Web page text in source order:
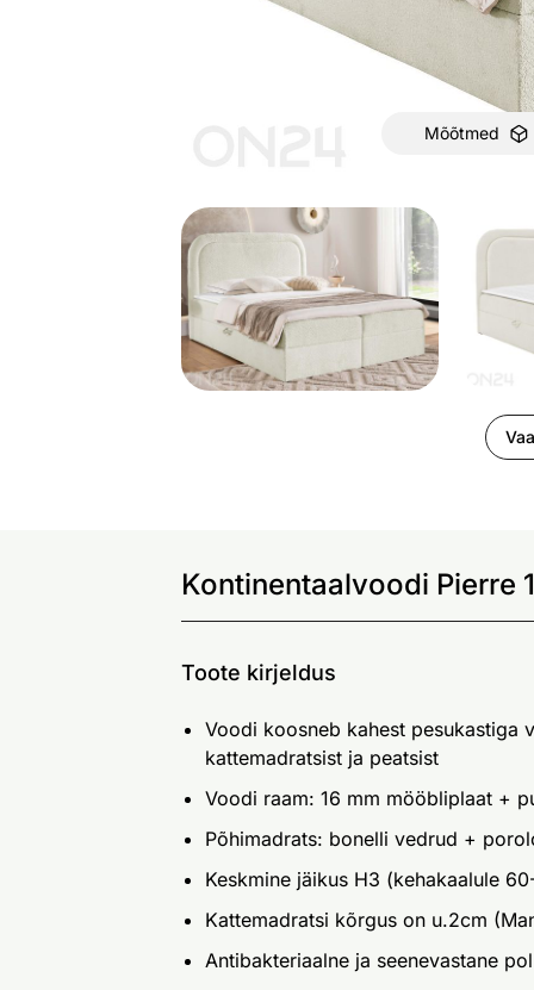
Mõõtmed
Kontinentaalvoodi
Toote kirjeldus
Voodi koosneb kahest pesukastiga
kattemadratsist ja peatsist
Voodi raam: 16 mm mööbliplaat +
Põhimadrats: bonelli vedrud +
Keskmine jäikus H3 (kehakaalule
Kattemadratsi kõrgus on u.2cm
Antibakteriaalne ja seenevastane